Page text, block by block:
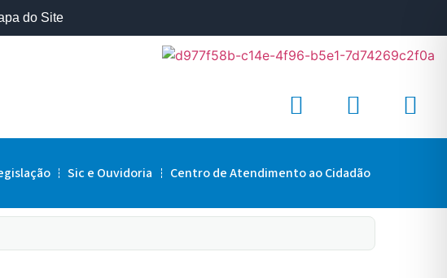
do Site
Sic e Ouvidoria Centro de Atendimento ao Cidadão